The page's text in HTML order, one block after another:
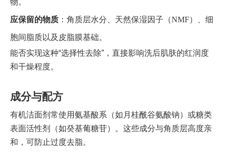
应保留的物质 ：角质层水分、天然保湿因子（NMF）、细
胞间脂质以及皮脂膜基础。
能否实现这种“选择性去除”，直接影响洗后肌肤的红润度
和干燥程度。
成分与配方
有机洁面剂常使用氨基酸系（如月桂酰谷氨酸钠）或糖类
表面活性剂（如癸基葡糖苷）。这些成分与角质层高度亲
和，可防止过度去脂。